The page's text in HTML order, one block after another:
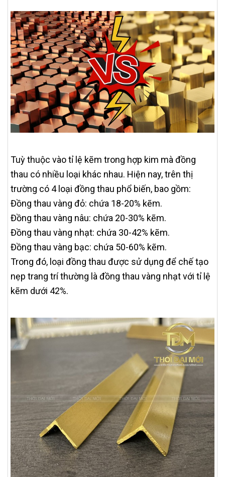
Tuỳ thuộc vào tỉ lệ kẽm trong hợp kim mà đồng
thau có nhiều loại khác nhau. Hiện nay, trên thị
trường có 4 loại đồng thau phổ biến, bao gồm:
Đồng thau vàng đỏ: chứa 18-20% kẽm.
Đồng thau vàng nâu: chứa 20-30% kẽm.
Đồng thau vàng nhạt: chứa 30-42% kẽm.
Đồng thau vàng bạc: chứa 50-60% kẽm.
Trong đó, loại đồng thau được sử dụng để chế tạo
nẹp trang trí thường là đồng thau vàng nhạt với tỉ lệ
kẽm dưới 42%.